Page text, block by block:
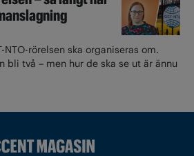
NTO-rörelsen ska organiseras om.
bli två – men hur de ska se ut är ännu